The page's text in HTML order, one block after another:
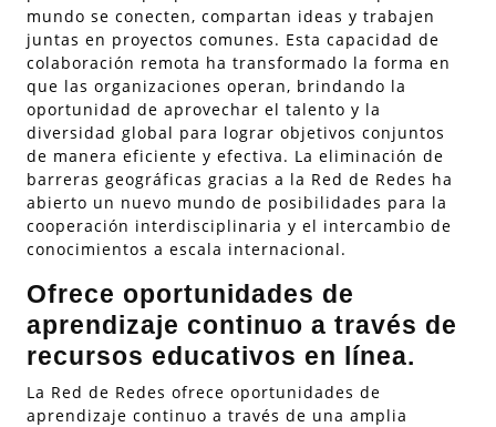
mundo se conecten, compartan ideas y trabajen
juntas en proyectos comunes. Esta capacidad de
colaboración remota ha transformado la forma en
que las organizaciones operan, brindando la
oportunidad de aprovechar el talento y la
diversidad global para lograr objetivos conjuntos
de manera eficiente y efectiva. La eliminación de
barreras geográficas gracias a la Red de Redes ha
abierto un nuevo mundo de posibilidades para la
cooperación interdisciplinaria y el intercambio de
conocimientos a escala internacional.
Ofrece oportunidades de
aprendizaje continuo a través de
recursos educativos en línea.
La Red de Redes ofrece oportunidades de
aprendizaje continuo a través de una amplia